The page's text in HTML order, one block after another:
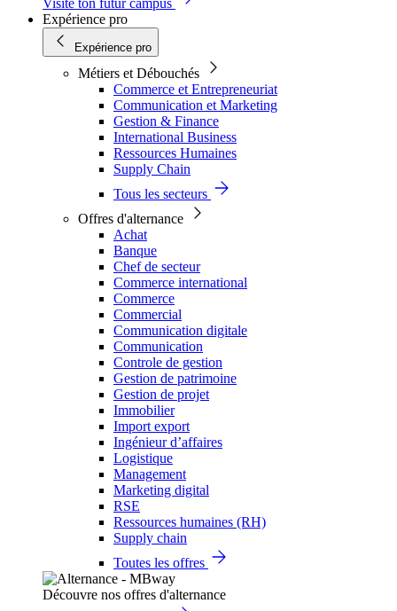
Visite ton futur campus
Expérience pro
Expérience pro
Métiers et Débouchés
Commerce et Entrepreneuriat
Communication et Marketing
Gestion & Finance
International Business
Ressources Humaines
Supply Chain
Tous les secteurs
Offres d'alternance
Achat
Banque
Chef de secteur
Commerce international
Commerce
Commercial
Communication digitale
Communication
Controle de gestion
Gestion de patrimoine
Gestion de projet
Immobilier
Import export
Ingénieur d’affaires
Logistique
Management
Marketing digital
RSE
Ressources humaines (RH)
Supply chain
Toutes les offres
Découvre nos offres d'alternance